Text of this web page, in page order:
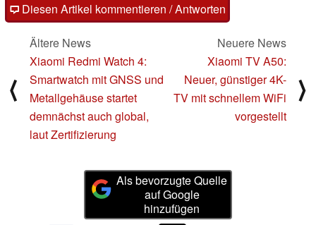
Diesen Artikel kommentieren / Antworten
⟨
Ältere News
Xiaomi Redmi Watch 4:
Smartwatch mit GNSS und
Metallgehäuse startet
demnächst auch global,
laut Zertifizierung
Neuere News
Xiaomi TV A50:
Neuer, günstiger 4K-
TV mit schnellem WiFi
vorgestellt
⟩
Als bevorzugte Quelle
auf Google
hinzufügen